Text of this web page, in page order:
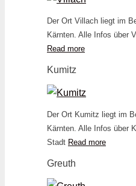
Der Ort Villach liegt im
Kärnten. Alle Infos über
Read more
Kumitz
Der Ort Kumitz liegt im
Kärnten. Alle Infos über
Stadt Read more
Greuth